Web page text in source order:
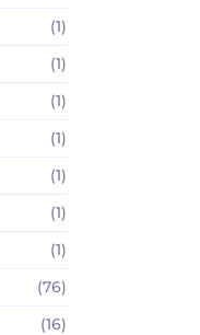
(1)
(1)
(1)
(1)
(1)
(1)
(1)
(76)
(16)